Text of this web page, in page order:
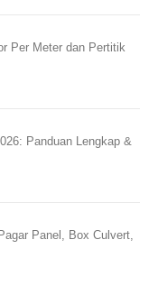
Per Meter dan Pertitik
Panduan Lengkap &
Panel, Box Culvert,